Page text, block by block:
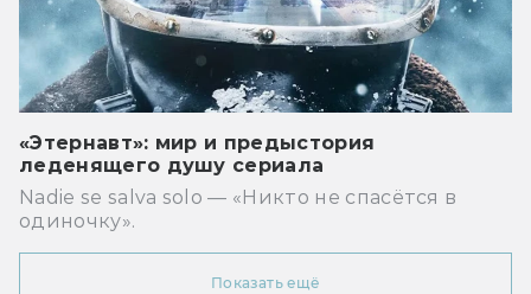
«Этернавт»: мир и предыстория
леденящего душу сериала
Nadie se salva solo — «Никто не спасётся в
одиночку».
Показать ещё